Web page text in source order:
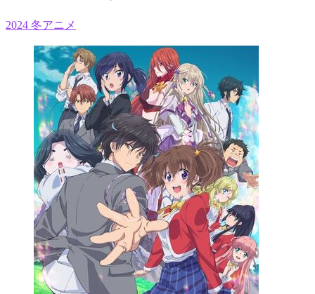
2024 冬アニメ